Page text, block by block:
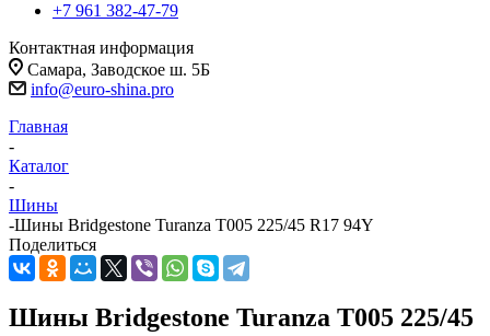
+7 961 382-47-79
Контактная информация
Самара, Заводское ш. 5Б
info@euro-shina.pro
Главная
-
Каталог
-
Шины
-Шины Bridgestone Turanza T005 225/45 R17 94Y
Поделиться
Шины Bridgestone Turanza T005 225/45